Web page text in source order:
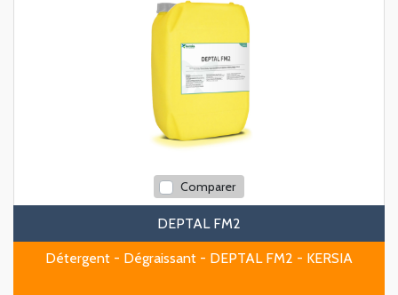
Comparer
DEPTAL FM2
Détergent - Dégraissant - DEPTAL FM2 - KERSIA